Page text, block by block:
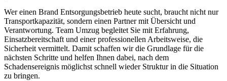
Wer einen Brand Entsorgungsbetrieb heute sucht, braucht nicht nur
Transportkapazität, sondern einen Partner mit Übersicht und
Verantwortung. Team Umzug begleitet Sie mit Erfahrung,
Einsatzbereitschaft und einer professionellen Arbeitsweise, die
Sicherheit vermittelt. Damit schaffen wir die Grundlage für die
nächsten Schritte und helfen Ihnen dabei, nach dem
Schadensereignis möglichst schnell wieder Struktur in die Situation
zu bringen.